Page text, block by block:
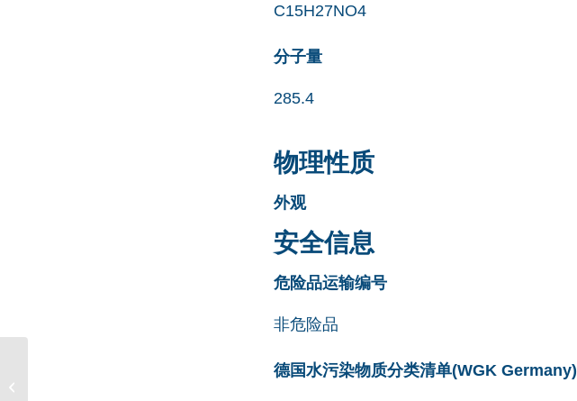
C15H27NO4
分子量
285.4
物理性质
外观
安全信息
危险品运输编号
非危险品
德国水污染物质分类清单(WGK Germany)